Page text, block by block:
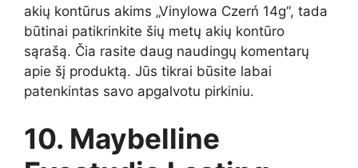
akių kontūrus akims „Vinylowa Czerń 14g“, tada
būtinai patikrinkite šių metų akių kontūro
sąrašą. Čia rasite daug naudingų komentarų
apie šį produktą. Jūs tikrai būsite labai
patenkintas savo apgalvotu pirkiniu.
10. Maybelline